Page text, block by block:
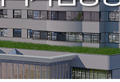
상담안내
및 고충처리안내
칭찬합시다
자권리장전
CCTV 현황